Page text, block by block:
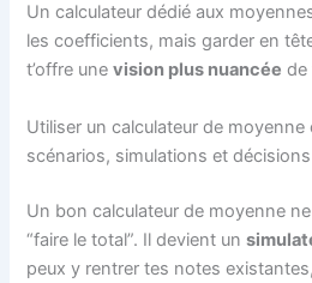
Un calculateur dédié aux
les coefficients, mais garder en
t’offre unevision plus nuancée de
Utiliser un calculateur de
scénarios, simulations et
Un bon calculateur de moyenne
“faire le total”. Il devient un
peux y rentrer tes notes